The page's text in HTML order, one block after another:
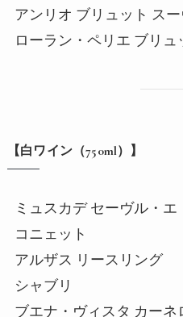
アンリオ ブリュット ス
ローラン・ペリエ ブリュ
【白ワイン（750ml）】
ミュスカデ セーヴル・エ
コニェット
アルザス リースリング
シャブリ
ブエナ・ヴィスタ カーネ